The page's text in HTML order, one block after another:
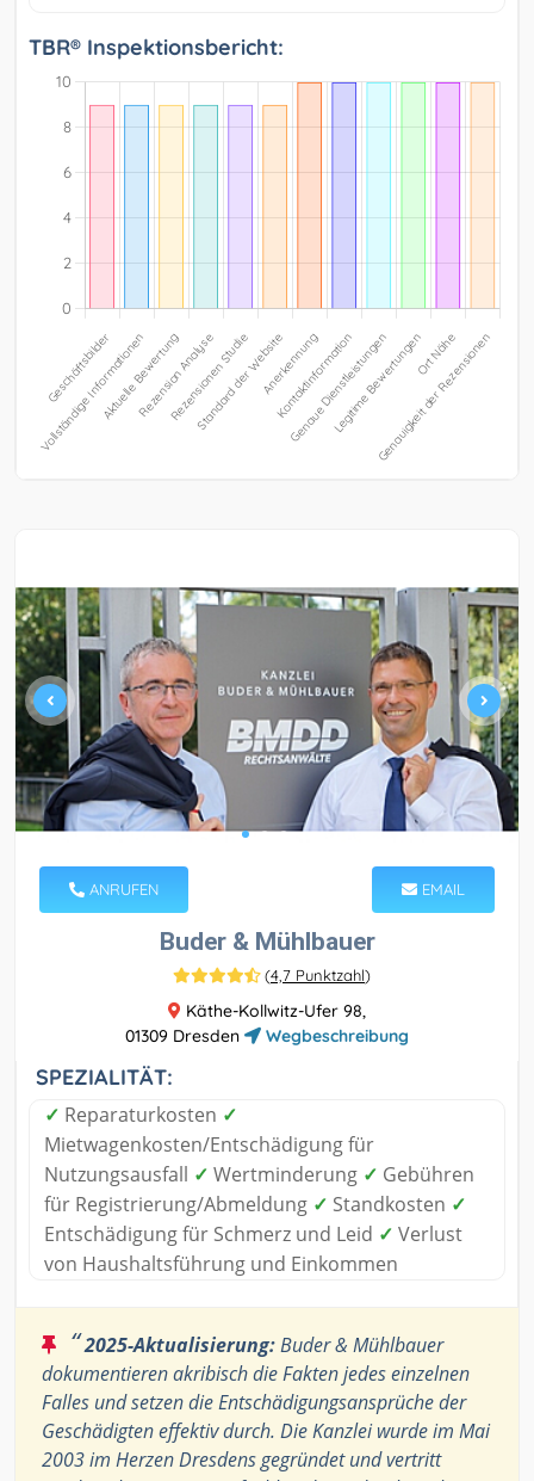
TBR® Inspektionsbericht:
ANRUFEN EMAIL
Buder & Mühlbauer
(4,7 Punktzahl)
Käthe-Kollwitz-Ufer 98,
01309 Dresden
Wegbeschreibung
SPEZIALITÄT:
✓ Reparaturkosten ✓
Mietwagenkosten/Entschädigung für
Nutzungsausfall ✓ Wertminderung ✓ Gebühren
für Registrierung/Abmeldung ✓ Standkosten ✓
Entschädigung für Schmerz und Leid ✓ Verlust
von Haushaltsführung und Einkommen
“2025-Aktualisierung:Buder & Mühlbauer
dokumentieren akribisch die Fakten jedes einzelnen
Falles und setzen die Entschädigungsansprüche der
Geschädigten effektiv durch. Die Kanzlei wurde im Mai
2003 im Herzen Dresdens gegründet und vertritt